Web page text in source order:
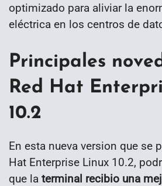
optimizado para aliviar la
eléctrica en los centros de
Principales
Red Hat
10.2
En esta nueva version que se
Hat Enterprise Linux 10.2,
que la terminal recibio una